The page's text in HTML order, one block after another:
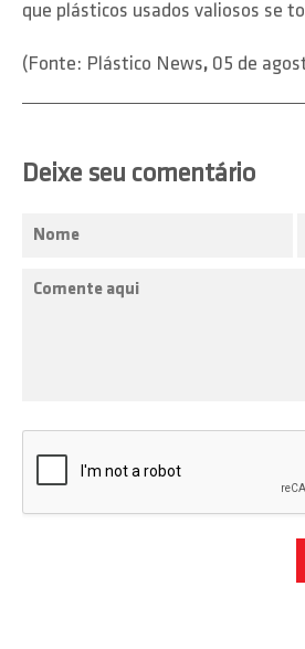
que plásticos usados ​​valiosos se
(Fonte: Plástico News, 05 de
Deixe seu comentário